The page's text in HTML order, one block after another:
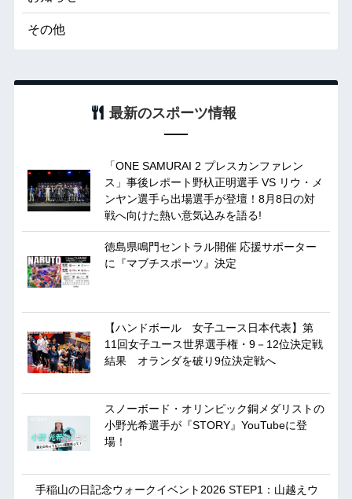
その他
最新のスポーツ情報
「ONE SAMURAI 2 プレスカンファレン
ス」事後レポート野杁正明選手 VS リウ・メ
ンヤン選手ら出場選手が登壇！8月8日の対
戦へ向けた熱い意気込みを語る!
徳島県鳴門セントラル開催 応援サポーター
に『マブチスポーツ』決定
【ハンドボール 女子ユース日本代表】第
11回女子ユース世界選手権・9－12位決定戦
結果 オランダを破り9位決定戦へ
スノーボード・オリンピック銅メダリストの
小野光希選手が『STORY』YouTubeに登
場！
手稲山の日記念ウォークイベント2026 STEP1：山越えウ